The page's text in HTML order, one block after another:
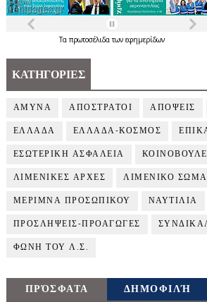
Τα πρωτοσέλιδατων εφημερίδων
ΚΑΤΗΓΟΡΙΕΣ
ΑΜΥΝΑ ΑΠΟΣΤΡΑΤΟΙ ΑΠΟΨΕΙΣ
ΕΛΛΑΔΑ ΕΛΛΑΔΑ-ΚΟΣΜΟΣ
ΕΣΩΤΕΡΙΚΗ ΑΣΦΑΛΕΙΑ
ΛΙΜΕΝΙΚΕΣ ΑΡΧΕΣ ΛΙΜΕΝΙΚΟ ΣΩΜΑ
ΜΕΡΙΜΝΑ ΠΡΟΣΩΠΙΚΟΥ ΝΑΥΤΙΛΙΑ
ΠΡΟΣΛΗΨΕΙΣ-ΠΡΟΑΓΩΓΕΣ
ΦΩΝΗ ΤΟΥ Λ.Σ.
ΠΡΌΣΦΑΤΑ ΔΗΜΟΦΙΛΉ